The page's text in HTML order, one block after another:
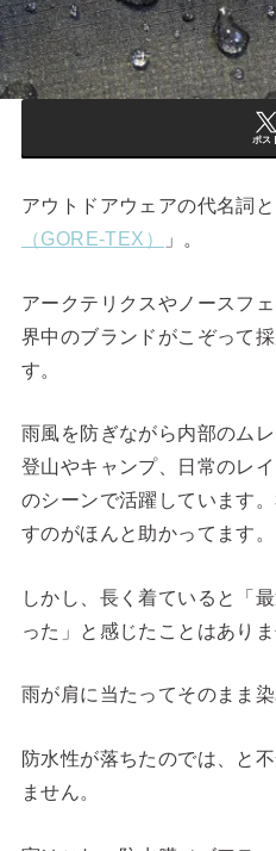
ポス
アウトドアウェアの代名詞と
（GORE-TEX）
」。
アークテリクスやノースフ
界中のブランドがこぞって
す。
雨風を防ぎながら内部のム
登山やキャンプ、日常のレ
のシーンで活躍しています
すのがほんと助かってます。
しかし、長く着ていると「
った」と感じたことはありま
雨が肩に当たってそのまま
防水性が落ちたのでは、と
ません。